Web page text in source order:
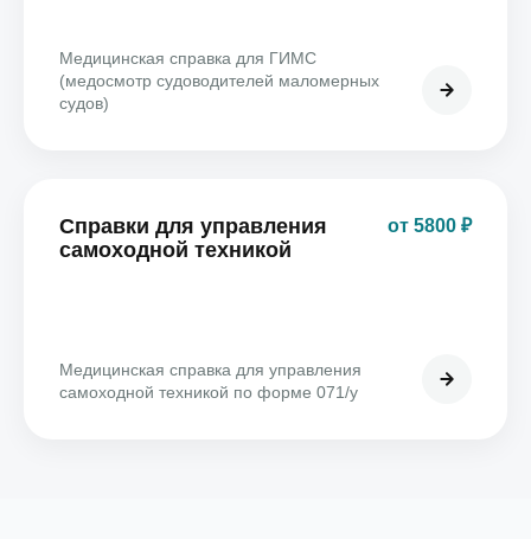
Медицинская справка для ГИМС
(медосмотр судоводителей маломерных
судов)
Справки для управления
самоходной техникой
от 5800 ₽
Медицинская справка для управления
самоходной техникой по форме 071/у